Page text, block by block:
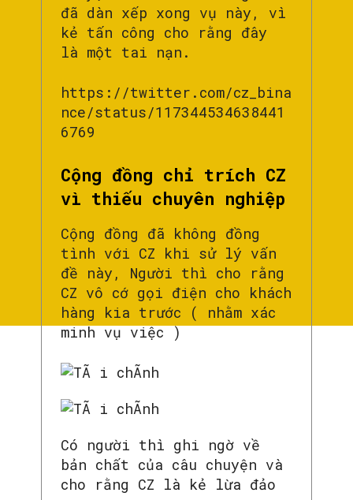
đã dàn xếp xong vụ này, vì
kẻ tấn công cho rằng đây
là một tai nạn.
https://twitter.com/cz_bina
nce/status/117344534638441
6769
Cộng đồng chỉ trích CZ
vì thiếu chuyên nghiệp
Cộng đồng đã không đồng
tình với CZ khi sử lý vấn
đề này, Người thì cho rằng
CZ vô cớ gọi điện cho khách
hàng kia trước ( nhằm xác
minh vụ việc )
Có người thì ghi ngờ về
bản chất của câu chuyện và
cho rằng CZ là kẻ lừa đảo